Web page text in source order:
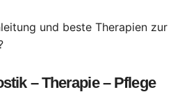
und beste Therapien zur
– Therapie – Pflege